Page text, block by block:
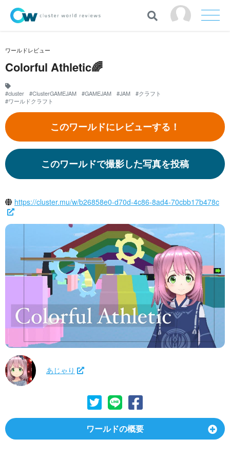
ワールドレビュー
Colorful Athletic🌈
#cluster #ClusterGAMEJAM #GAMEJAM #JAM
#クラフト
#ワールドクラフト
このワールドにレビューする！
このワールドで撮影した写真を投稿
https://cluster.mu/w/b26858e0-d70d-4c86-8ad4-70cbb17b478c
あじゃり
ワールドの概要